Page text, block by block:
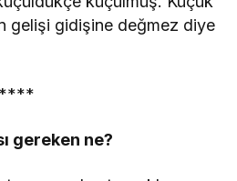
gelişi gidişine değmez diye
gereken ne?